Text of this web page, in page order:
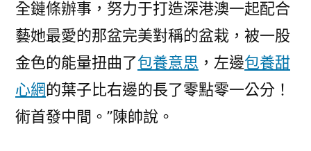
全鏈條辦事，努力于打造深港澳一起配合
藝她最愛的那盆完美對稱的盆栽，被一股
金色的能量扭曲了包養意思 ，左邊包養甜
心網的葉子比右邊的長了零點零一公分！
術首發中間。”陳帥說。